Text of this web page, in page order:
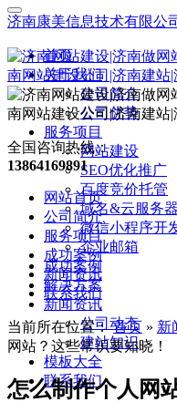
济南康美信息技术有限公
首页
关于我们
公司简介
公司优势
服务项目
网站建设
SEO优化推广
百度竞价托管
域名&云服务器
微信小程序开
企业邮箱
成功案例
解决方案
新闻资讯
公司动态
建站知识
模板大全
联系我们
全国咨询热线：
13864169891
网站首页
公司简介
服务项目
成功案例
新闻资讯
联系我们
当前所在位置：首页 » 新
网站？这些常识要知晓！
怎么制作个人网